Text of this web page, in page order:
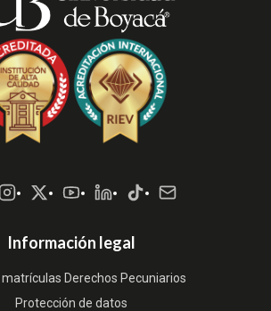
Información legal
Derechos Pecuniarios
Protección de datos